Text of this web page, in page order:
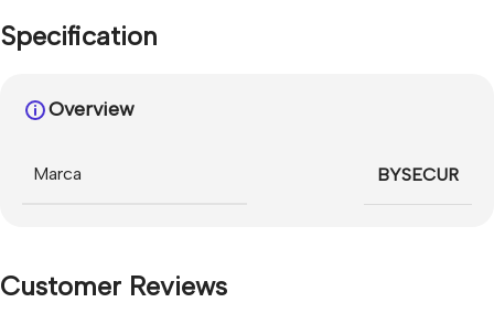
Specification
Overview
Marca BYSECUR
Customer Reviews